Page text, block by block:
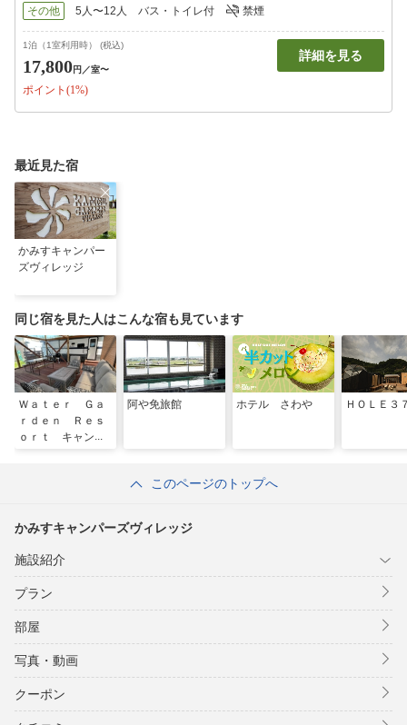
その他 5人〜12人 バス・トイレ付 禁煙
1泊（1室利用時） (税込)
17,800円 ／室〜
ポイント(1%)
詳細を見る
最近見た宿
かみすキャンパー
ズヴィレッジ
同じ宿を見た人はこんな宿も見ています
Ｗａｔｅｒ Ｇａ
ｒｄｅｎ Ｒｅｓ
ｏｒｔ キャンプ
阿や免旅館 ホテル さわや ＨＯＬＥ３
このページのトップへ
かみすキャンパーズヴィレッジ
施設紹介
プラン
部屋
写真・動画
クーポン